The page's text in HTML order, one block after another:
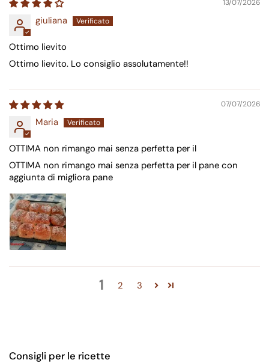
13/07/2026
giuliana
Ottimo lievito
Ottimo lievito. Lo consiglio assolutamente!!
07/07/2026
Maria
OTTIMA non rimango mai senza perfetta per il
OTTIMA non rimango mai senza perfetta per il pane con
aggiunta di migliora pane
1 2 3
Consigli per le ricette